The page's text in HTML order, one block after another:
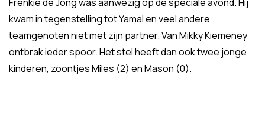
kwam in tegenstelling tot Yamal en veel andere
teamgenoten niet met zijn partner. Van Mikky Kiemeney
ontbrak ieder spoor. Het stel heeft dan ook twee jonge
kinderen, zoontjes Miles (2) en Mason (0).